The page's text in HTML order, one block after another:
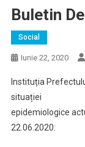
Buletin
Social
Iunie 22, 2020
Instituția
situației
epidemiologice
22.06.2020: